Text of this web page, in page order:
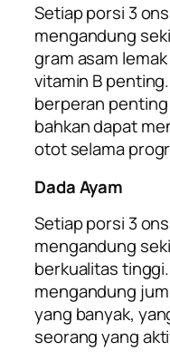
Setiap porsi 3
mengandung
gram asam
vitamin B
berperan
bahkan dapat
otot selama
Dada Ayam
Setiap porsi 3
mengandung
berkualitas
mengandung
yang banyak,
seorang yang